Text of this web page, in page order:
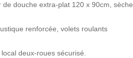
douche extra-plat 120 x 90cm, sèche
renforcée, volets roulants
deux-roues sécurisé.